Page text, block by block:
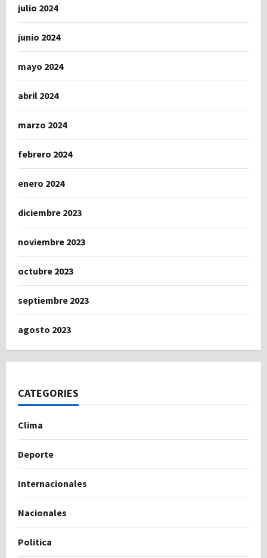
julio 2024
junio 2024
mayo 2024
abril 2024
marzo 2024
febrero 2024
enero 2024
diciembre 2023
noviembre 2023
octubre 2023
septiembre 2023
agosto 2023
CATEGORIES
Clima
Deporte
Internacionales
Nacionales
Politica